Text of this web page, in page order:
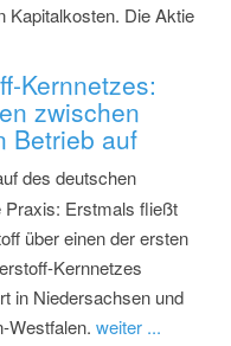
Kapitalkosten. Die Aktie
Kernnetzes:
zwischen
Betrieb auf
des deutschen
Praxis: Erstmals fließt
über einen der ersten
Kernnetzes
in Niedersachsen und
Westfalen. weiter ...